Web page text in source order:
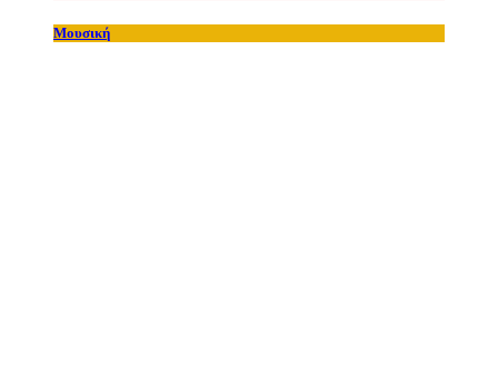
Μουσική